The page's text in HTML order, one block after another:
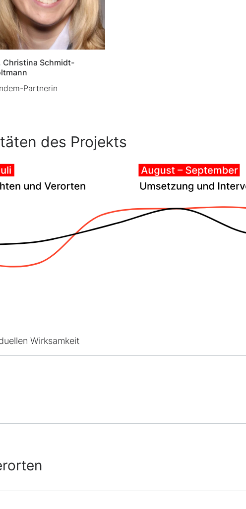
Christina Schmidt-
Partnerin
des Projekts
Wirksamkeit